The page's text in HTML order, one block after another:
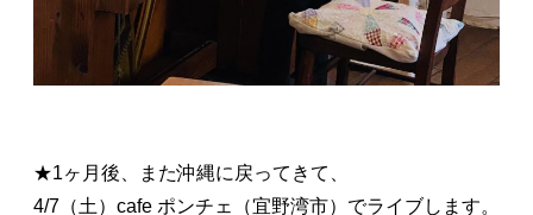
★1ヶ月後、また沖縄に戻ってきて、
4/7（土）cafe ポンチェ（宜野湾市）でライブします。